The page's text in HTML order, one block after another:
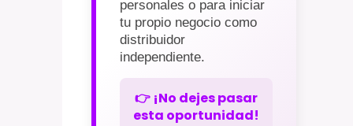
personales o para iniciar
tu propio negocio como
distribuidor
independiente.
👉 ¡No dejes pasar
esta oportunidad!